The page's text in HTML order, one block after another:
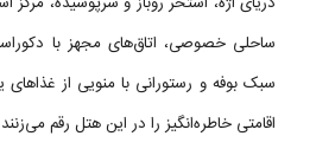
ساحلی خصوصی، اتاق‌های مجهز با
سبک بوفه و رستورانی با منویی از غذاهای
اقامتی خاطره‌انگیز را در این هتل رقم